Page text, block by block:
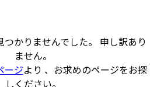
かりませんでした。 申し訳あり
ません。
ージより 、お求めのページをお探
しください。